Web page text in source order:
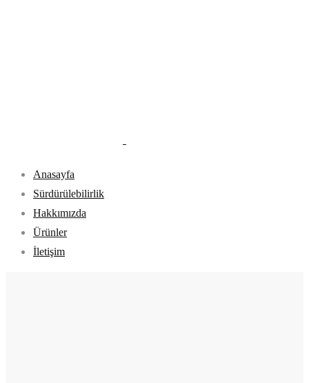
Anasayfa
Sürdürülebilirlik
Hakkımızda
Ürünler
İletişim